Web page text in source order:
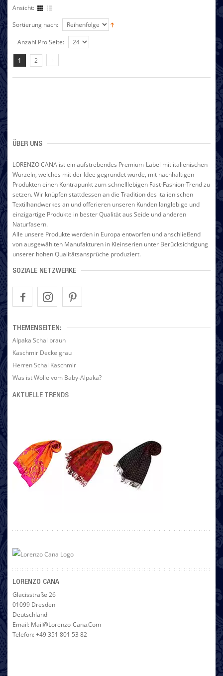
Ansicht:
Sortierung nach:
Anzahl Pro Seite:
1 2
ÜBER UNS
LORENZO CANA ist ein aufstrebendes Premium-Label mit italienischen
Wurzeln, welches mit der Idee gegründet wurde, mit nachhaltigen
Produkten einen Kontrapunkt zum schnelllebigen Fast-Fashion-Trend zu
setzen. Wir knüpfen stattdessen an die Tradition des italienischen
Textilhandwerkes an und offerieren unseren Kunden langlebige und
einzigartige Produkte in bester Qualität aus Seide und anderen
Naturfasern.
Alle unsere Produkte werden in Europa entworfen und anschließend
von ausgewählten Manufakturen in Kleinserien unter Berücksichtigung
unserer hohen Qualitätsansprüche produziert.
SOZIALE NETZWERKE
THEMENSEITEN:
Alpaka Schal braun
Kaschmir Decke grau
Herren Schal Kaschmir
Was ist Wolle vom Baby-Alpaka?
AKTUELLE TRENDS
LORENZO CANA
Glacisstraße 26
01099 Dresden
Deutschland
Email: Mail@lorenzo-Cana.com
Telefon: +49 351 801 53 82